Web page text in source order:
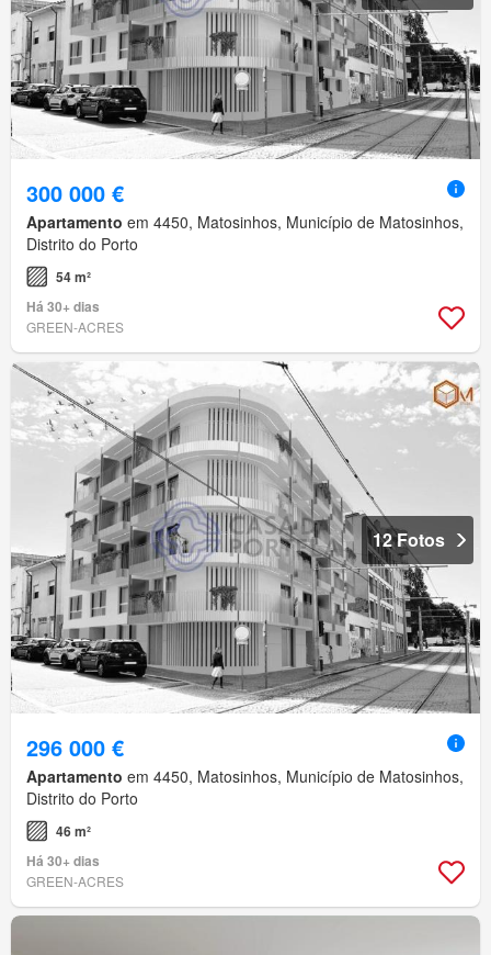
300 000 €
Apartamento em 4450, Matosinhos, Município de Matosinhos,
Distrito do Porto
54 m²
Há 30+ dias
GREEN-ACRES
12 Fotos
296 000 €
Apartamento em 4450, Matosinhos, Município de Matosinhos,
Distrito do Porto
46 m²
Há 30+ dias
GREEN-ACRES